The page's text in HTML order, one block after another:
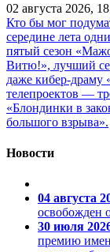
02 августа 2026,
Кто бы мог
середине лета
пятый сезон
Витю!», лучший
даже кибер-
телепроектов —
«Блондинки в
большого взрыва».
Новости
04 августа
освобожден
30 июля
премию